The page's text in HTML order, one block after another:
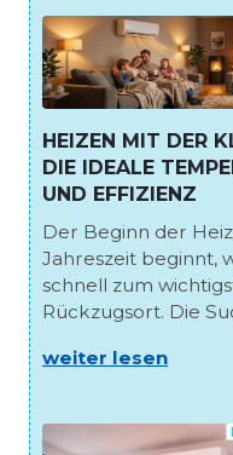
HEIZEN MIT DER
DIE IDEALE
UND EFFIZIENZ
Der Beginn der
Jahreszeit beginnt,
schnell zum
Rückzugsort. Die
weiter lesen